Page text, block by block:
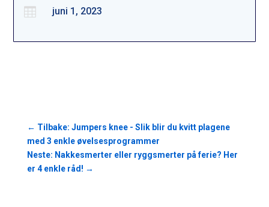
 juni 1, 2023
← Tilbake: Jumpers knee - Slik blir du kvitt plagene
med 3 enkle øvelsesprogrammer
Neste: Nakkesmerter eller ryggsmerter på ferie? Her
er 4 enkle råd! →